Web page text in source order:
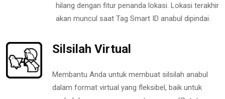
hilang dengan fitur penanda lokasi. Lokasi terakhir
akan muncul saat Tag Smart ID anabul dipindai.
Silsilah Virtual
Membantu Anda untuk membuat silsilah anabul
dalam format virtual yang fleksibel, baik untuk